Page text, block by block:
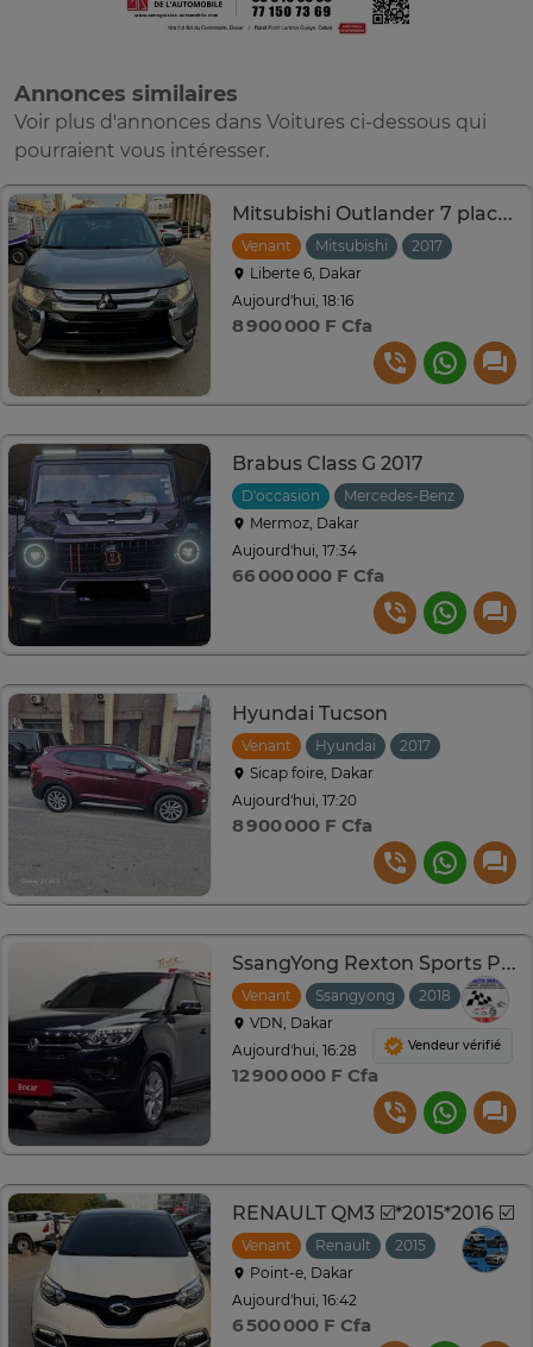
Annonces similaires
Voir plus d'annonces dans Voitures ci-dessous qui
pourraient vous intéresser.
Mitsubishi Outlander 7 places
Venant Mitsubishi 2017
Liberte 6, Dakar
Aujourd'hui, 18:16
8 900 000 F Cfa
Brabus Class G 2017
D'occasion Mercedes-Benz
Mermoz, Dakar
Aujourd'hui, 17:34
66 000 000 F Cfa
Hyundai Tucson
Venant Hyundai 2017
Sicap foire, Dakar
Aujourd'hui, 17:20
8 900 000 F Cfa
SsangYong Rexton Sports Prestige
Venant Ssangyong 2018
VDN, Dakar
Aujourd'hui, 16:28
12 900 000 F Cfa
Vendeur vérifié
RENAULT QM3 ☑️*2015*2016 ☑️
Venant Renault 2015
Point-e, Dakar
Aujourd'hui, 16:42
6 500 000 F Cfa